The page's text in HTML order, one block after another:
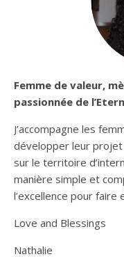
Femme de valeur,
passionnée de
J’accompagne les
développer leur projet
sur le territoire
manière simple et
l’excellence pour faire
Love and Blessings
Nathalie